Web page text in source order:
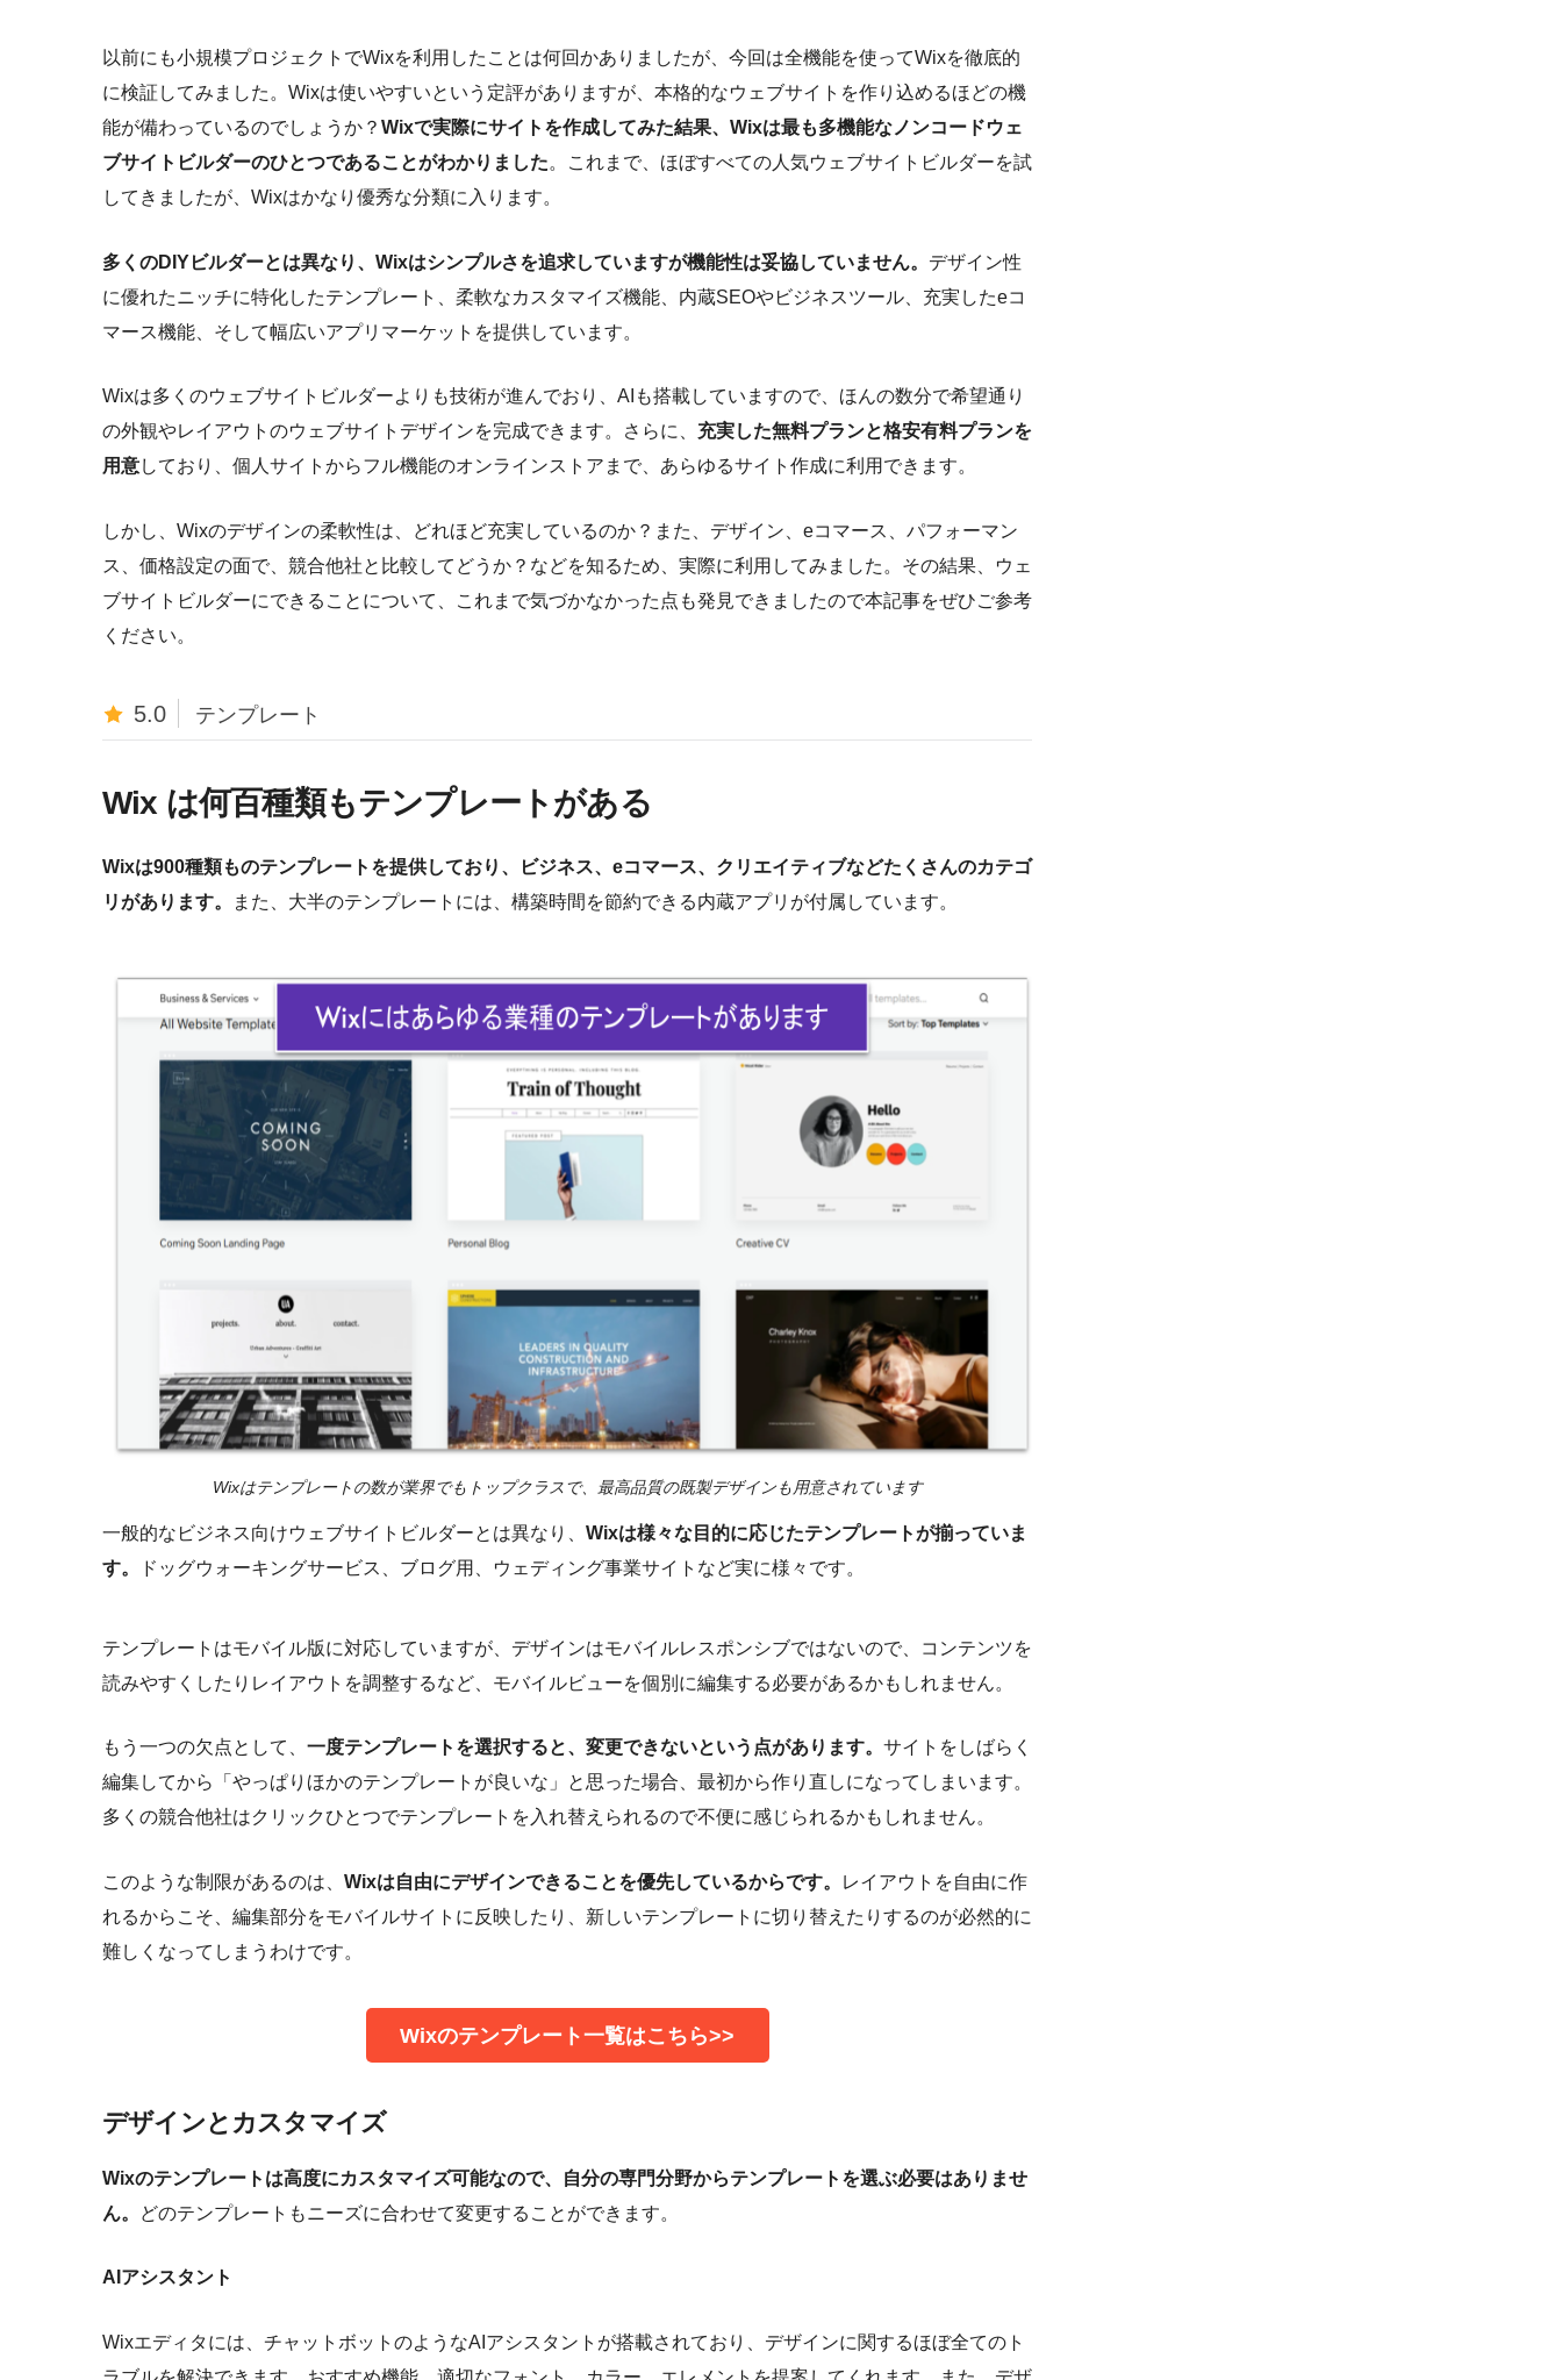
以前にも小規模プロジェクトでWixを利用したことは何回かありましたが、今回は全機能を使ってWixを徹底的
に検証してみました。Wixは使いやすいという定評がありますが、本格的なウェブサイトを作り込めるほどの機
能が備わっているのでしょうか？ Wixで実際にサイトを作成してみた結果、Wixは最も多機能なノンコードウェ
ブサイトビルダーのひとつであることがわかりました。これまで、ほぼすべての人気ウェブサイトビルダーを試
してきましたが、Wixはかなり優秀な分類に入ります。
多くのDIYビルダーとは異なり、Wixはシンプルさを追求していますが機能性は妥協していません。 デザイン性
に優れたニッチに特化したテンプレート、柔軟なカスタマイズ機能、内蔵SEOやビジネスツール、充実したeコ
マース機能、そして幅広いアプリマーケットを提供しています。
Wixは多くのウェブサイトビルダーよりも技術が進んでおり、AIも搭載していますので、ほんの数分で希望通り
の外観やレイアウトのウェブサイトデザインを完成できます。さらに、 充実した無料プランと格安有料プランを
用意しており、個人サイトからフル機能のオンラインストアまで、あらゆるサイト作成に利用できます。
しかし、Wixのデザインの柔軟性は、どれほど充実しているのか？また、デザイン、eコマース、パフォーマン
ス、価格設定の面で、競合他社と比較してどうか？などを知るため、実際に利用してみました。その結果、ウェ
ブサイトビルダーにできることについて、これまで気づかなかった点も発見できましたので本記事をぜひご参考
ください。
5.0 テンプレート
Wix は何百種類もテンプレートがある
Wixは900種類ものテンプレートを提供しており、ビジネス、eコマース、クリエイティブなどたくさんのカテゴ
リがあります。
また、大半のテンプレートには、構築時間を節約できる内蔵アプリが付属しています。
Wixはテンプレートの数が業界でもトップクラスで、最高品質の既製デザインも用意されています
一般的なビジネス向けウェブサイトビルダーとは異なり、 Wixは様々な目的に応じたテンプレートが揃っていま
す。
ドッグウォーキングサービス、ブログ用、ウェディング事業サイトなど実に様々です。
テンプレートはモバイル版に対応していますが、デザインはモバイルレスポンシブではないので、コンテンツを
読みやすくしたりレイアウトを調整するなど、モバイルビューを個別に編集する必要があるかもしれません。
もう一つの欠点として、 一度テンプレートを選択すると、変更できないという点があります。 サイトをしばらく
編集してから「やっぱりほかのテンプレートが良いな」と思った場合、最初から作り直しになってしまいます。
多くの競合他社はクリックひとつでテンプレートを入れ替えられるので不便に感じられるかもしれません。
このような制限があるのは、 Wixは自由にデザインできることを優先しているからです。
レイアウトを自由に作
れるからこそ、編集部分をモバイルサイトに反映したり、新しいテンプレートに切り替えたりするのが必然的に
難しくなってしまうわけです。
‌Wixのテンプレート一覧はこちら>>
デザインとカスタマイズ
Wixのテンプレートは高度にカスタマイズ可能なので、自分の専門分野からテンプレートを選ぶ必要はありませ
ん。
どのテンプレートもニーズに合わせて変更することができます。
AIアシスタント
Wixエディタには、チャットボットのようなAIアシスタントが搭載されており、デザインに関するほぼ全てのト